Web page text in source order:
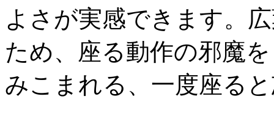
よさが実感できます。
ため、座る動作の邪魔
みこまれる、一度座る